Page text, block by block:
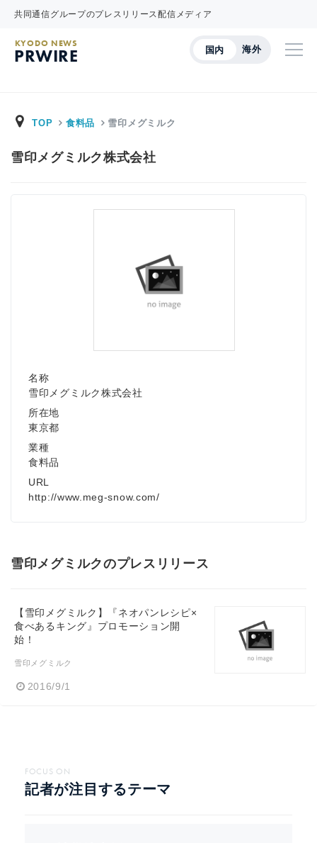
共同通信グループのプレスリリース配信メディア
国内 海外
KYODO NEWS
PRWIRE
TOP 食料品 雪印メグミルク
雪印メグミルク株式会社
名称
雪印メグミルク株式会社
所在地
東京都
業種
食料品
URL
http://www.meg-snow.com/
雪印メグミルクのプレスリリース
【雪印メグミルク】『ネオパンレシピ×
食べあるキング』プロモーション開
始！
雪印メグミルク
2016/9/1
FOCUS ON
記者が注目するテーマ